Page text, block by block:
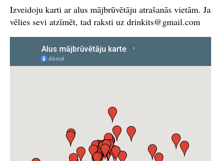
Izveidoju karti ar alus mājbrūvētāju atrašanās vietām. Ja
vēlies sevi atzīmēt, tad raksti uz drinkits@gmail.com